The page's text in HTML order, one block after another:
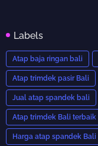
Labels
Atap baja ringan bali
Atap trimdek pasir Bali
Jual atap spandek bali
Atap trimdek Bali terbaik
Harga atap spandek Bali